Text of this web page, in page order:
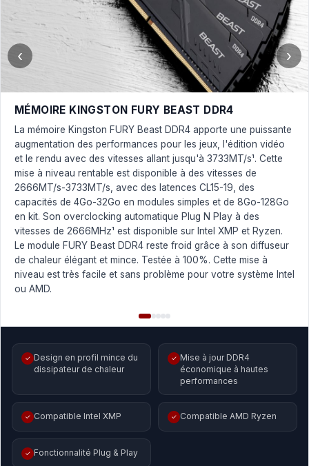
MÉMOIRE KINGSTON FURY BEAST DDR4
La mémoire Kingston FURY Beast DDR4 apporte une puissante
augmentation des performances pour les jeux, l'édition vidéo
et le rendu avec des vitesses allant jusqu'à 3733MT/s¹. Cette
mise à niveau rentable est disponible à des vitesses de
2666MT/s-3733MT/s, avec des latences CL15-19, des
capacités de 4Go-32Go en modules simples et de 8Go-128Go
en kit. Son overclocking automatique Plug N Play à des
vitesses de 2666MHz¹ est disponible sur Intel XMP et Ryzen.
Le module FURY Beast DDR4 reste froid grâce à son diffuseur
de chaleur élégant et mince. Testée à 100%. Cette mise à
niveau est très facile et sans problème pour votre système Intel
ou AMD.
‹ ›
✓ Design en profil mince du
dissipateur de chaleur
✓ Mise à jour DDR4
économique à hautes
performances
✓ Compatible Intel XMP ✓ Compatible AMD Ryzen
✓ Fonctionnalité Plug & Play